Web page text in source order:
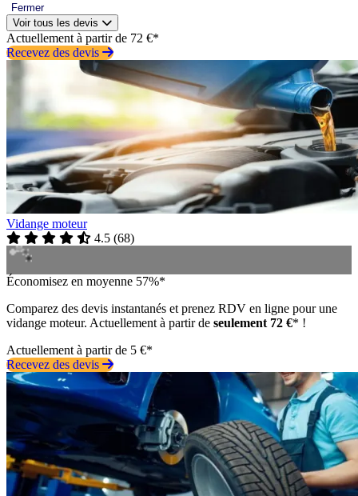
Fermer
Voir tous les devis
Actuellement à partir de 72 €*
Recevez des devis
Vidange moteur
4.5 (68)
Économisez en moyenne 57%*
Comparez des devis instantanés et prenez RDV en ligne pour une
vidange moteur. Actuellement à partir de seulement 72 €* !
Actuellement à partir de 5 €*
Recevez des devis